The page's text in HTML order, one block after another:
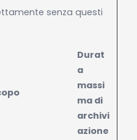
senza questi
Durat
a
massi
ma di
archivi
azione